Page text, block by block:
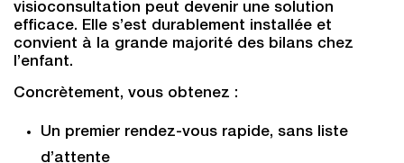
visioconsultation peut devenir une solution
efficace. Elle s’est durablement installée et
convient à la grande majorité des bilans chez
l’enfant.
Concrètement, vous obtenez :
Un premier rendez-vous rapide, sans liste
d’attente